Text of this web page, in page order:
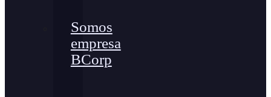
Somos
empresa
BCorp